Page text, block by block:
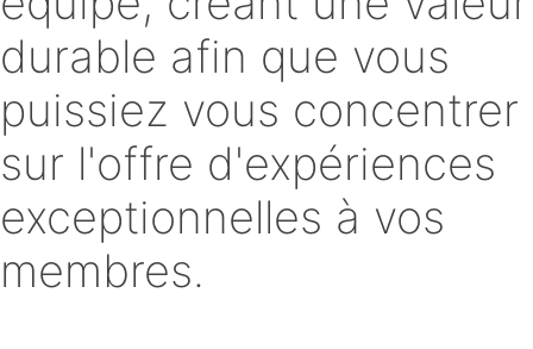
durable afin que vous
puissiez vous concentrer
sur l'offre d'expériences
exceptionnelles à vos
membres.